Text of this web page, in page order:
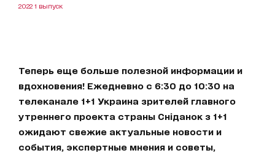
2022 1 выпуск
Теперь еще больше полезной информации и
вдохновения! Ежедневно с 6:30 до 10:30 на
телеканале 1+1 Украина зрителей главного
утреннего проекта страны Сніданок з 1+1
ожидают свежие актуальные новости и
события, экспертные мнения и советы,